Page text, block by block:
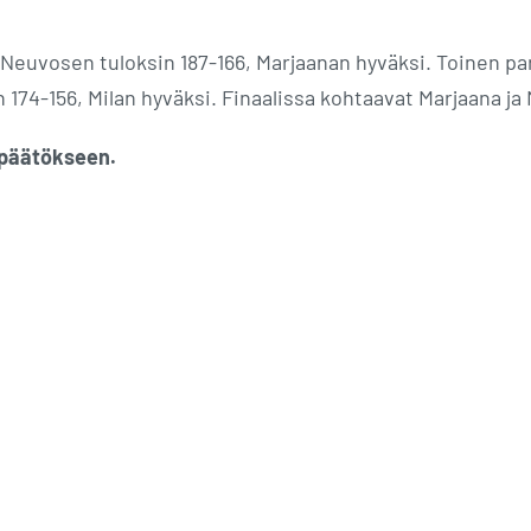
tuloksin 187-166, Marjaanan hyväksi. Toinen
156, Milan hyväksi. Finaalissa kohtaavat Marjaana ja